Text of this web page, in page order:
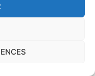
trouve dans une